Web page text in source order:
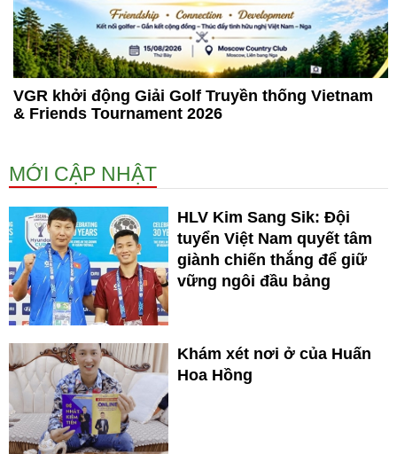
VGR khởi động Giải Golf Truyền thống Vietnam
& Friends Tournament 2026
MỚI CẬP NHẬT
HLV Kim Sang Sik: Đội
tuyển Việt Nam quyết tâm
giành chiến thắng để giữ
vững ngôi đầu bảng
Khám xét nơi ở của Huấn
Hoa Hồng